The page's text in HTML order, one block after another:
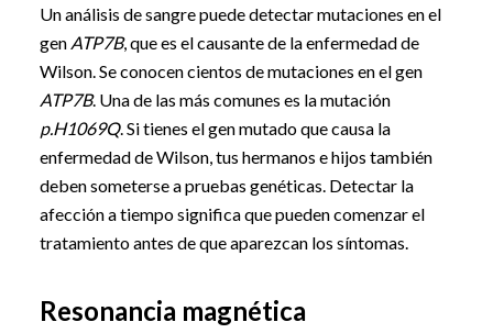
Un análisis de sangre puede detectar mutaciones en el
gen ATP7B, que es el causante de la enfermedad de
Wilson. Se conocen cientos de mutaciones en el gen
ATP7B. Una de las más comunes es la mutación
p.H1069Q. Si tienes el gen mutado que causa la
enfermedad de Wilson, tus hermanos e hijos también
deben someterse a pruebas genéticas. Detectar la
afección a tiempo significa que pueden comenzar el
tratamiento antes de que aparezcan los síntomas.
Resonancia magnética